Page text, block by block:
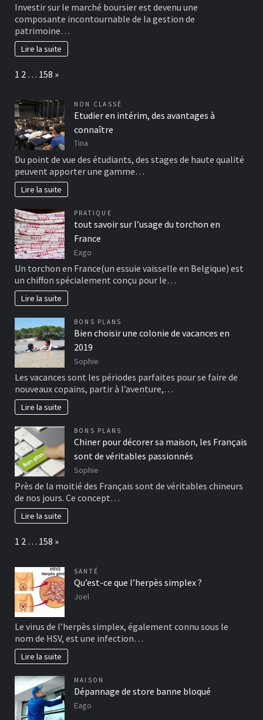
Investir sur le marché boursier est devenu une
composante incontournable de la gestion de
patrimoine…
Lire la suite
Page:
1 2 … 158 Next
»
NON CLASSÉ
Etudier en intérim, des avantages à
connaître
Tina
Du point de vue des étudiants, des stages de haute qualité
peuvent apporter une gamme…
Lire la suite
PRATIQUE
tout savoir sur l’usage du torchon en
France
Eago
Un torchon en France(un essuie vaisselle en Belgique) est
un chiffon spécialement conçu pour le…
Lire la suite
BONS PLANS
Bien choisir une colonie de vacances en
2019
Sophie
Les vacances sont les périodes parfaites pour se faire de
nouveaux copains, partir à l’aventure,…
Lire la suite
BONS PLANS
Chiner pour décorer sa maison, les Français
sont de véritables passionnés
Sophie
Près de la moitié des Français sont de véritables chineurs
de nos jours. Ce concept…
Lire la suite
Page:
1 2 … 158 Next
»
SANTÉ
Qu’est-ce que l’herpès simplex ?
Joel
Le virus de l’herpès simplex, également connu sous le
nom de HSV, est une infection…
Lire la suite
MAISON
Dépannage de store banne bloqué
Eago